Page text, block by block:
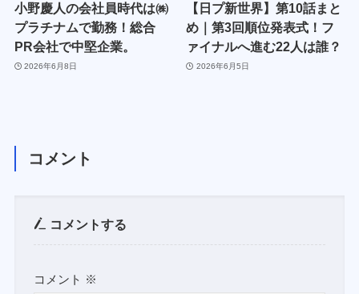
小野慶人の会社員時代は㈱
プラチナムで勤務！総合
PR会社で中堅企業。
2026年6月8日
【日プ新世界】第10話まと
め｜第3回順位発表式！フ
ァイナルへ進む22人は誰？
2026年6月5日
コメント
コメントする
コメント ※